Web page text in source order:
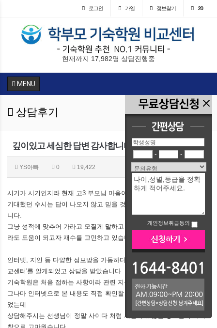
- -
개인정보취급동의
로그인 가입 정보찾기 20
현재까지 17,982명 상담진행중
MENU
상담후기
깊이있고 세심한 답변 감사합니다.
YS아빠 0 19,422
시기가 시기인지라 현재 고3 부모님 마음이 대두분 비슷할 듯합니다.
기대했던 수시는 답이 나오지 않고 믿을 것은 정시뿐인데 이또한 난감합
니다.
그냥 성적에 맞추어 가라고 모질게 말하고 싶지만 아이의 ​미래에 조금이
라도 도움이 되고자 재수를 고민하고 있습니다.
인터넷, 지인 등 다양한 정보망을 가동하다가
교센터'를 알게되었고 상담을 받았습니다.
기숙학원은 처음 접하는 사항이라 관련 지식이 전혀 없었고
그나마 인터넷으로 본 내용도 직접 확인할 방법은 없어 궁금점만 더욱 늘
었는데
상담해주시는 선생님이 정말 사이다 처럼 시원하게 ​많은 정보를 주셔서